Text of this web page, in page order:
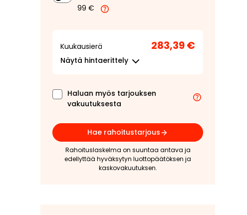
99 €
Kuukausierä 283,39 €
Näytä hintaerittely
Haluan myös tarjouksen
vakuutuksesta
Hae rahoitustarjous
Rahoituslaskelma on suuntaa antava ja
edellyttää hyväksytyn luottopäätöksen ja
kaskovakuutuksen.